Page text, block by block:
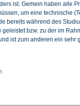
ist. Gemein haben alle
um eine technische
bereits während des
bzw. zu der im
ist zum anderen ein sehr